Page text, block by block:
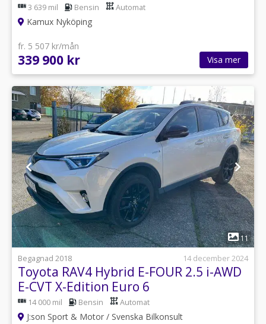
3 639 mil Bensin Automat
Kamux Nyköping
fr. 5 507 kr/mån
339 900 kr Visa mer
1
11
Begagnad 2018
14 december 2024
Toyota RAV4 Hybrid E-FOUR 2.5 i-AWD
E-CVT X-Edition Euro 6
14 000 mil Bensin Automat
J:son Sport & Motor / Svenska Bilkonsult